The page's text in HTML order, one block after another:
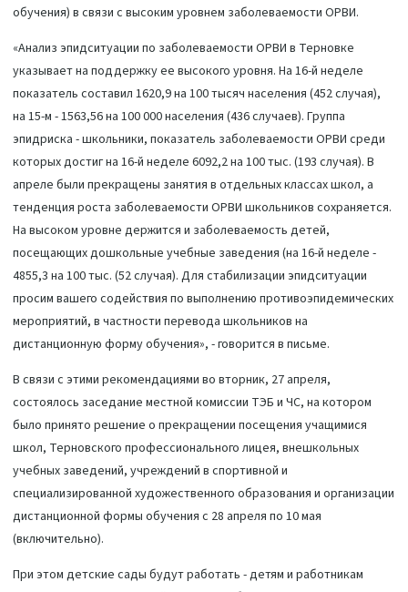
обучения) в связи с высоким уровнем заболеваемости ОРВИ.
«Анализ эпидситуации по заболеваемости ОРВИ в Терновке
указывает на поддержку ее высокого уровня. На 16-й неделе
показатель составил 1620,9 на 100 тысяч населения (452 ​​случая),
на 15-м - 1563,56 на 100 000 населения (436 случаев). Группа
эпидриска - школьники, показатель заболеваемости ОРВИ среди
которых достиг на 16-й неделе 6092,2 на 100 тыс. (193 случая). В
апреле были прекращены занятия в отдельных классах школ, а
тенденция роста заболеваемости ОРВИ школьников сохраняется.
На высоком уровне держится и заболеваемость детей,
посещающих дошкольные учебные заведения (на 16-й неделе -
4855,3 на 100 тыс. (52 случая). Для стабилизации эпидситуации
просим вашего содействия по выполнению противоэпидемических
мероприятий, в частности перевода школьников на
дистанционную форму обучения», - говорится в письме.
В связи с этими рекомендациями во вторник, 27 апреля,
состоялось заседание местной комиссии ТЭБ и ЧС, на котором
было принято решение о прекращении посещения учащимися
школ, Терновского профессионального лицея, внешкольных
учебных заведений, учреждений в спортивной и
специализированной художественного образования и организации
дистанционной формы обучения с 28 апреля по 10 мая
(включительно).
При этом детские сады будут работать - детям и работникам